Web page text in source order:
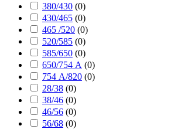
380/430 (0)
430/465 (0)
465 /520 (0)
520/585 (0)
585/650 (0)
650/754 А (0)
754 А/820 (0)
28/38 (0)
38/46 (0)
46/56 (0)
56/68 (0)